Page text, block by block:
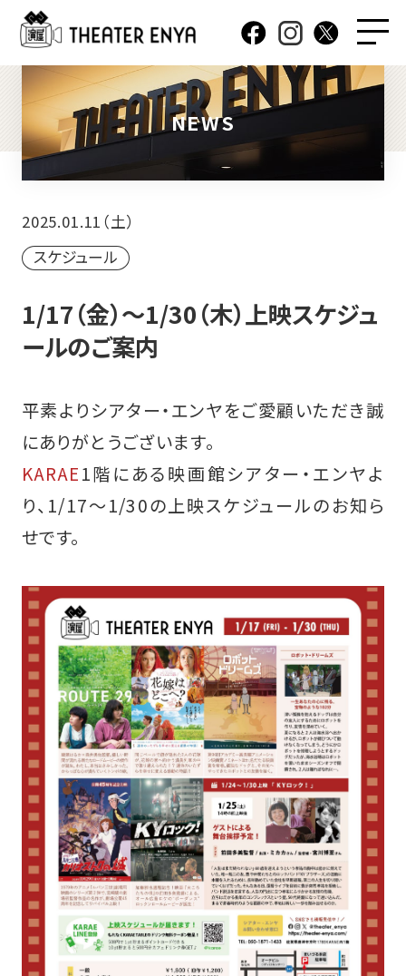
NEWS
2025.01.11（土）
スケジュール
1/17（金）～1/30（木）上映スケジュ
ールのご案内
平素よりシアター・エンヤをご愛顧いただき誠
にありがとうございます。
KARAE1階にある映画館シアター・エンヤよ
り、1/17～1/30の上映スケジュールのお知ら
せです。